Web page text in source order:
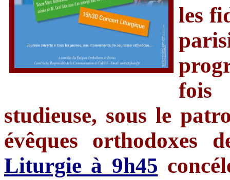
les
studieuse, sous le
évêques
Liturgie à 9h45